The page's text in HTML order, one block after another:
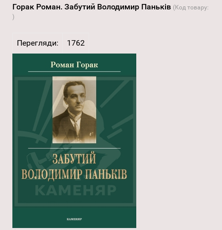
Горак Роман. Забутий Володимир Паньків (Код товару:
)
Перегляди: 1762